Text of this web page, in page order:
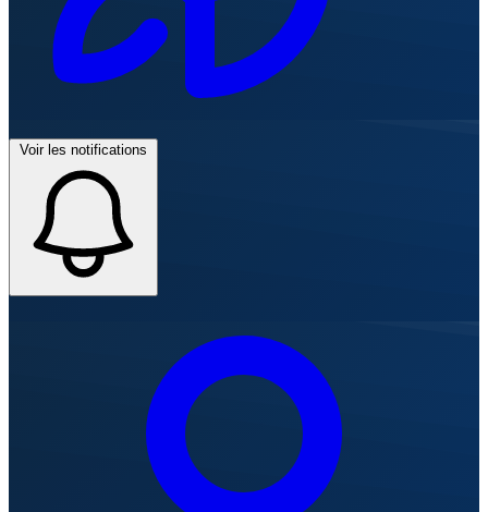
Voir les notifications